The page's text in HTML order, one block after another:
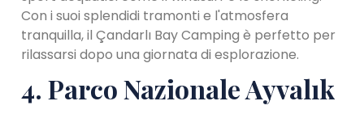
Con i suoi splendidi tramonti e l'atmosfera
tranquilla, il Çandarlı Bay Camping è perfetto per
rilassarsi dopo una giornata di esplorazione.
4. Parco Nazionale Ayvalık